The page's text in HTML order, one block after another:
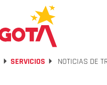
SERVICIOS NOTICIAS DE